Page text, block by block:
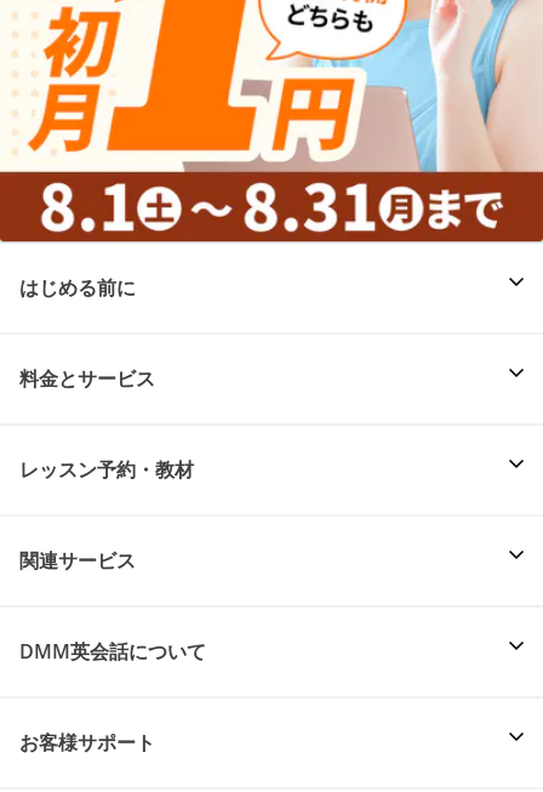
はじめる前に
料金とサービス
レッスン予約・教材
関連サービス
DMM英会話について
お客様サポート